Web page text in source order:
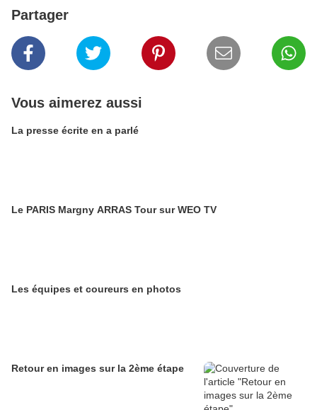
Partager
Vous aimerez aussi
La presse écrite en a parlé
Le PARIS Margny ARRAS Tour sur WEO TV
Les équipes et coureurs en photos
Retour en images sur la 2ème étape